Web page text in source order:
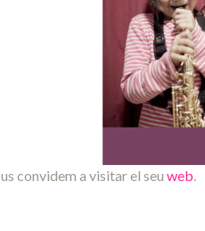
convidem a visitar el seu web